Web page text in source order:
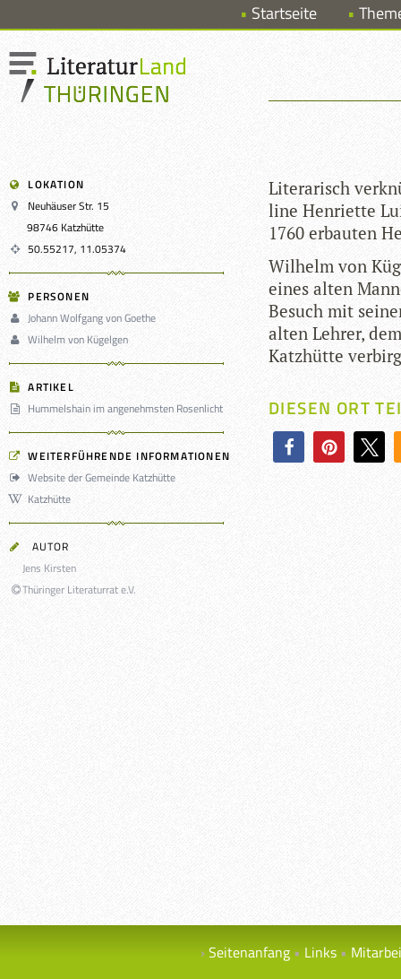
Startseite
LOKATION
Neuhäuser Str. 15
98746 Katzhütte
50.55217, 11.05374
PERSONEN
Johann Wolfgang von Goethe
Wilhelm von Kügelgen
ARTIKEL
Hummelshain im angenehmsten Rosenlicht
WEITERFÜHRENDE INFORMATIONEN
Website der Gemeinde Katzhütte
Katzhütte
AUTOR
Jens Kirsten
Thüringer Literaturrat e.V.
Lite­ra­risch
line Hen­ri­ette
1760 erbau­ten
Wil­helm von
eines alten
Besuch mit
alten Leh­rer,
Katz­hütte
DIESEN ORT
Seitenanfang Links